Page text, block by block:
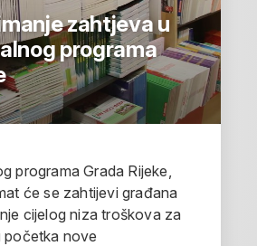
zahtjeva u
programa
programa Grada Rijeke,
će se zahtijevi građana
cijelog niza troškova za
početka nove